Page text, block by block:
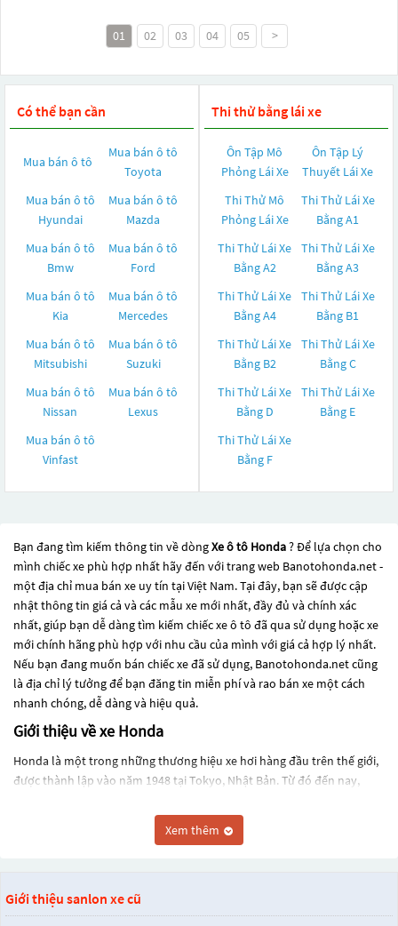
01 02 03 04 05 >
Có thể bạn cần
Mua bán ô tô
Mua bán ô tô
Toyota
Mua bán ô tô
Hyundai
Mua bán ô tô
Mazda
Mua bán ô tô
Bmw
Mua bán ô tô
Ford
Mua bán ô tô
Kia
Mua bán ô tô
Mercedes
Mua bán ô tô
Mitsubishi
Mua bán ô tô
Suzuki
Mua bán ô tô
Nissan
Mua bán ô tô
Lexus
Mua bán ô tô
Vinfast
Thi thử bằng lái xe
Ôn Tập Mô
Phỏng Lái Xe
Ôn Tập Lý
Thuyết Lái Xe
Thi Thử Mô
Phỏng Lái Xe
Thi Thử Lái Xe
Bằng A1
Thi Thử Lái Xe
Bằng A2
Thi Thử Lái Xe
Bằng A3
Thi Thử Lái Xe
Bằng A4
Thi Thử Lái Xe
Bằng B1
Thi Thử Lái Xe
Bằng B2
Thi Thử Lái Xe
Bằng C
Thi Thử Lái Xe
Bằng D
Thi Thử Lái Xe
Bằng E
Thi Thử Lái Xe
Bằng F
Bạn đang tìm kiếm thông tin về dòngXe ô tô Honda? Để lựa chọn cho
mình chiếc xe phù hợp nhất hãy đến với trang web Banotohonda.net -
một địa chỉ mua bán xe uy tín tại Việt Nam. Tại đây, bạn sẽ được cập
nhật thông tin giá cả và các mẫu xe mới nhất, đầy đủ và chính xác
nhất, giúp bạn dễ dàng tìm kiếm chiếc xe ô tô đã qua sử dụng hoặc xe
mới chính hãng phù hợp với nhu cầu của mình với giá cả hợp lý nhất.
Nếu bạn đang muốn bán chiếc xe đã sử dụng, Banotohonda.net cũng
là địa chỉ lý tưởng để bạn đăng tin miễn phí và rao bán xe một cách
nhanh chóng, dễ dàng và hiệu quả.
Giới thiệu về xe Honda
Honda là một trong những thương hiệu xe hơi hàng đầu trên thế giới,
được thành lập vào năm 1948 tại Tokyo, Nhật Bản. Từ đó đến nay,
nhất trên thế giới, với hoạt động kinh doanh trong nhiều lĩnh vực, bao
gồm sản xuất ô tô, xe máy, tàu thủy và các thiết bị công nghệ.
kế tinh tế. Một số mẫu xe nổi tiếng của Honda bao gồm Honda Civic,
Xem thêm
Giới thiệu sanlon xe cũ